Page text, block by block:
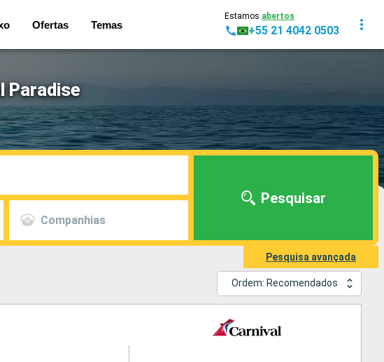
Ofertas Temas
Estamos abertos
+55 21 4042 0503
Paradise
Companhias
Pesquisar
Pesquisa avançada
Ordem: Recomendados